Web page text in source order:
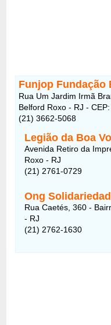
Funjop Fundação
Rua Um Jardim Irmã
Belford Roxo - RJ -
(21) 3662-5068
Legião da Boa
Avenida Retiro da
Roxo - RJ
(21) 2761-0729
Ong
Rua Caetés, 360 -
- RJ
(21) 2762-1630